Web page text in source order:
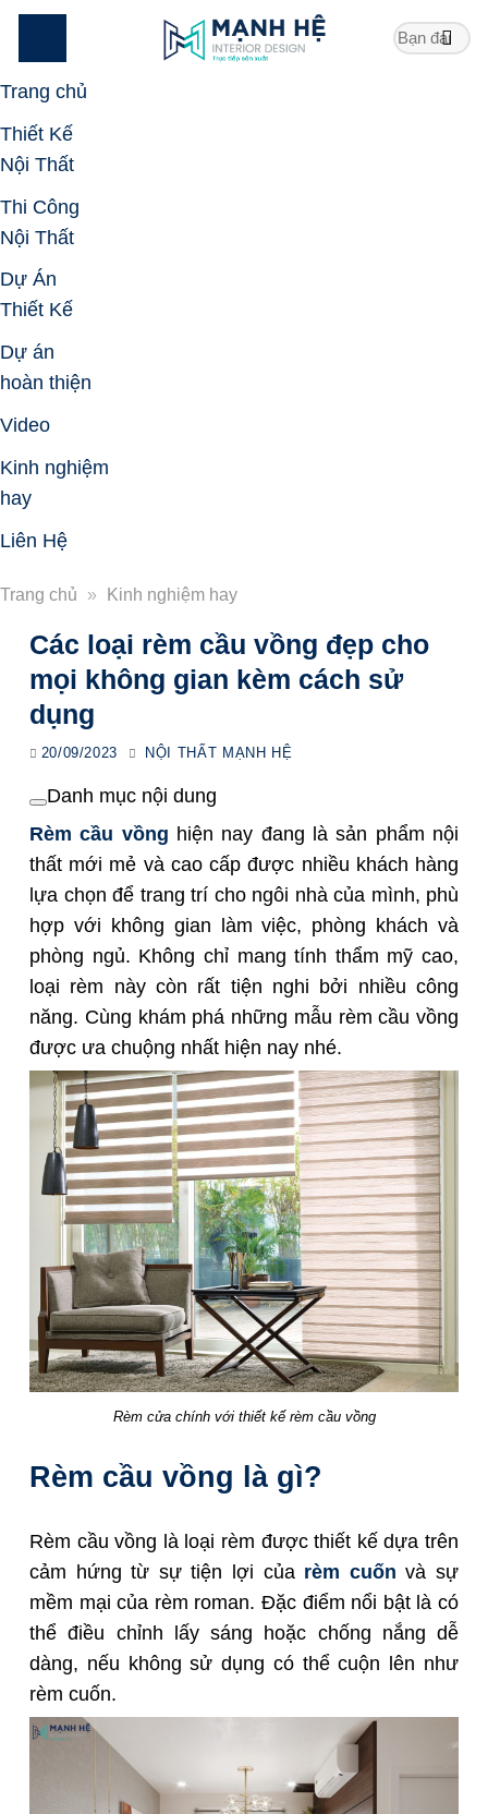
Skip
Trang chủ
Thiết Kế
Nội Thất
Thi Công
Nội Thất
Dự Án
Thiết Kế
Dự án
hoàn thiện
Video
Kinh nghiệm
hay
Liên Hệ
Trang chủ » Kinh nghiệm hay
Các loại rèm cầu vồng đẹp cho
mọi không gian kèm cách sử
dụng
20/09/2023 NỘI THẤT MẠNH HỆ
Danh mục nội dung
Rèm cầu vồng hiện nay đang là sản phẩm nội
thất mới mẻ và cao cấp được nhiều khách hàng
lựa chọn để trang trí cho ngôi nhà của mình, phù
hợp với không gian làm việc, phòng khách và
phòng ngủ. Không chỉ mang tính thẩm mỹ cao,
loại rèm này còn rất tiện nghi bởi nhiều công
năng. Cùng khám phá những mẫu rèm cầu vồng
được ưa chuộng nhất hiện nay nhé.
Rèm cửa chính với thiết kế rèm cầu vồng
Rèm cầu vồng là gì?
Rèm cầu vồng là loại rèm được thiết kế dựa trên
cảm hứng từ sự tiện lợi của rèm cuốn và sự
mềm mại của rèm roman. Đặc điểm nổi bật là có
thể điều chỉnh lấy sáng hoặc chống nắng dễ
dàng, nếu không sử dụng có thể cuộn lên như
rèm cuốn.